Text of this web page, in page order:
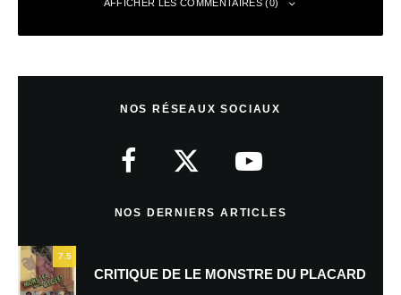
AFFICHER LES COMMENTAIRES (0)
NOS RÉSEAUX SOCIAUX
NOS DERNIERS ARTICLES
7.5
CRITIQUE DE LE MONSTRE DU PLACARD